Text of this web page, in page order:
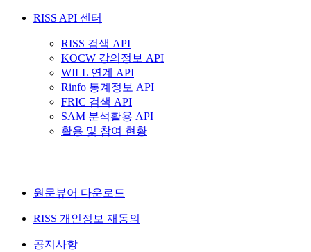
RISS API 센터
RISS 검색 API
KOCW 강의정보 API
WILL 연계 API
Rinfo 통계정보 API
FRIC 검색 API
SAM 분석활용 API
활용 및 참여 현황
원문뷰어 다운로드
RISS 개인정보 재동의
공지사항